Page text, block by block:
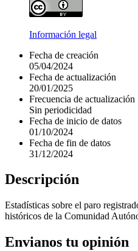
Información legal
Fecha de creación
05/04/2024
Fecha de actualización
20/01/2025
Frecuencia de actualización
Sin periodicidad
Fecha de inicio de datos
01/10/2024
Fecha de fin de datos
31/12/2024
Descripción
Estadísticas sobre el paro
históricos de la Comunidad
Envianos tu opinión